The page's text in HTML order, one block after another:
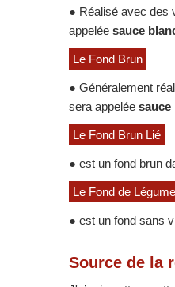
● Réalisé avec des
appelée sauce
Le Fond Brun
● Généralement
sera appelée sauce
Le Fond Brun Lié
● est un fond brun
Le Fond de
● est un fond sans
Source de la